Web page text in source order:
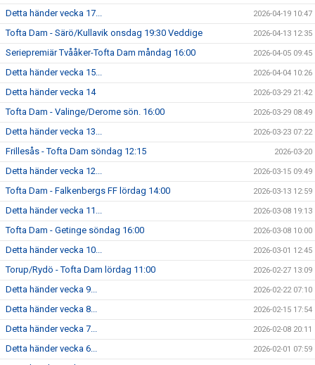
Detta händer vecka 17... 2026-04-19 10:47
Tofta Dam - Särö/Kullavik onsdag 19:30 Veddige 2026-04-13 12:35
Seriepremiär Tvååker-Tofta Dam måndag 16:00 2026-04-05 09:45
Detta händer vecka 15... 2026-04-04 10:26
Detta händer vecka 14 2026-03-29 21:42
Tofta Dam - Valinge/Derome sön. 16:00 2026-03-29 08:49
Detta händer vecka 13... 2026-03-23 07:22
Frillesås - Tofta Dam söndag 12:15 2026-03-20
Detta händer vecka 12... 2026-03-15 09:49
Tofta Dam - Falkenbergs FF lördag 14:00 2026-03-13 12:59
Detta händer vecka 11... 2026-03-08 19:13
Tofta Dam - Getinge söndag 16:00 2026-03-08 10:00
Detta händer vecka 10... 2026-03-01 12:45
Torup/Rydö - Tofta Dam lördag 11:00 2026-02-27 13:09
Detta händer vecka 9... 2026-02-22 07:10
Detta händer vecka 8... 2026-02-15 17:54
Detta händer vecka 7... 2026-02-08 20:11
Detta händer vecka 6... 2026-02-01 07:59